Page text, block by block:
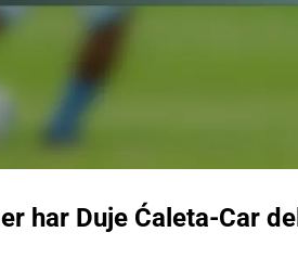
har Duje Ćaleta-Car